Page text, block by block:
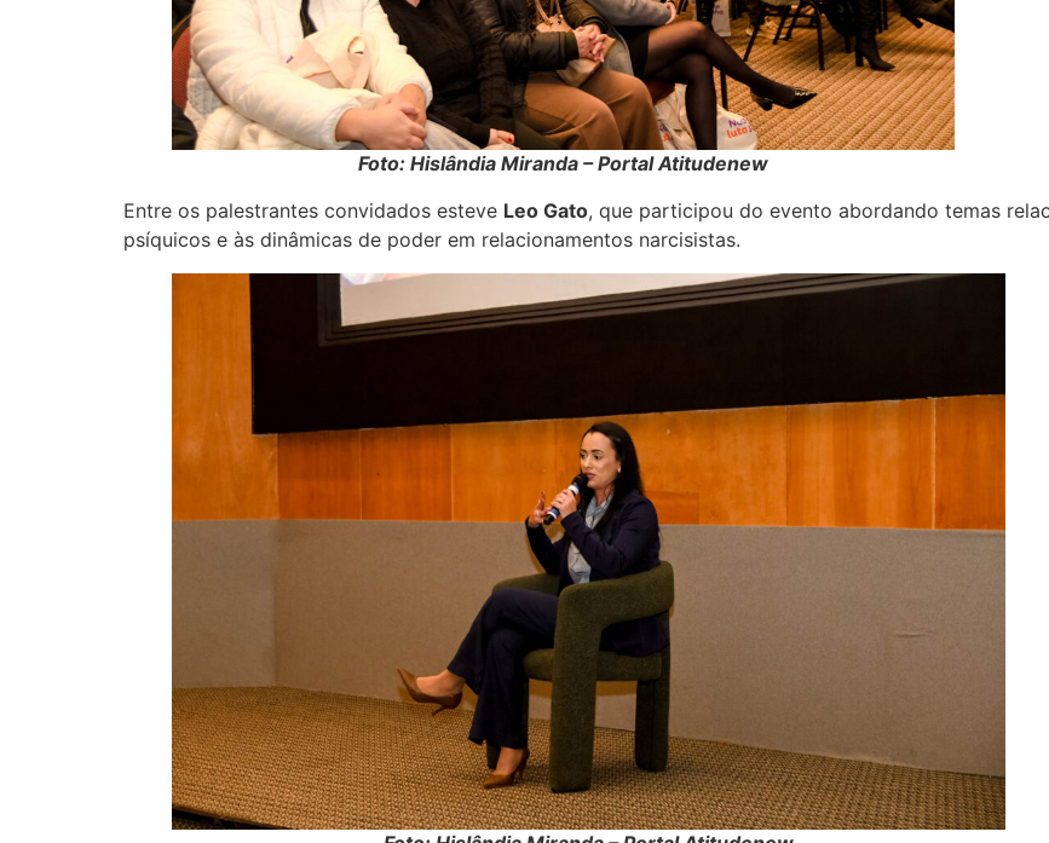
Foto: Hislândia Miranda – Portal Atitudenew
Entre os palestrantes convidados esteve Leo Gato, que participou do evento abordando temas
psíquicos e às dinâmicas de poder em relacionamentos narcisistas.